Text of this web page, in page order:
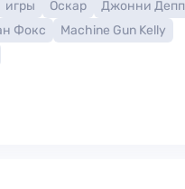
игры Оскар
Джонни Депп
Фокс
Machine Gun Kelly